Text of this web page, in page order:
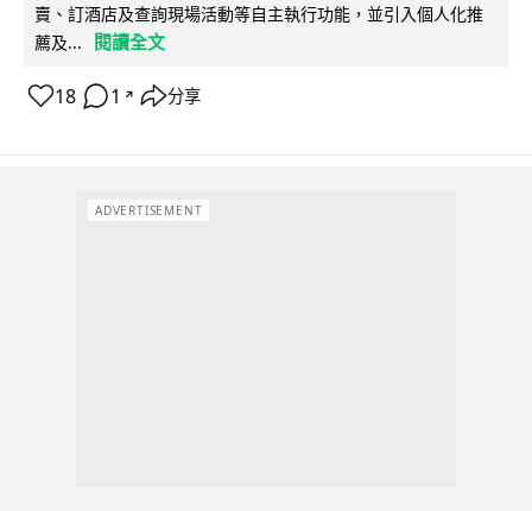
賣、訂酒店及查詢現場活動等自主執行功能，並引入個人化推
薦及...
閱讀全文
18 1 ↗ 分享
ADVERTISEMENT